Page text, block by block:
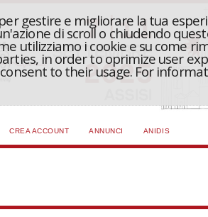
gestire e migliorare la tua
di scroll o chiudendo
utilizziamo i cookie e su come
in order to oprimize user
to their usage. For
CREA ACCOUNT ANNUNCI ANIDIS